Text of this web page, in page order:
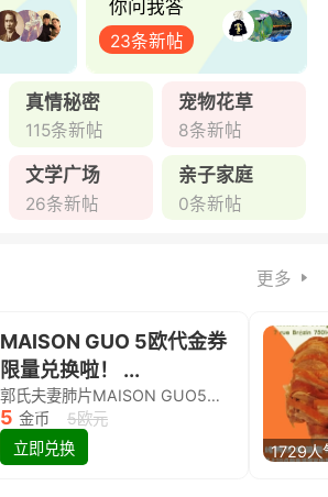
你问我答
23条新帖
真情秘密
115条新帖
宠物花草
8条新帖
文学广场
26条新帖
亲子家庭
0条新帖
更多
MAISON GUO 5欧代金券
限量兑换啦！ ...
郭氏夫妻肺片MAISON GUO5欧代金券限量兑换啦！
5 金币
5欧元
立即兑换
1729人